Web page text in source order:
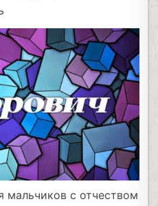
с отчеством